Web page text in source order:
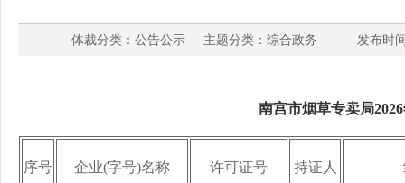
体裁分类：公告公示 主题分类：综合政务 发布时
南宫市烟草专卖局
序号 企业(字号)名称 许可证号 持证人